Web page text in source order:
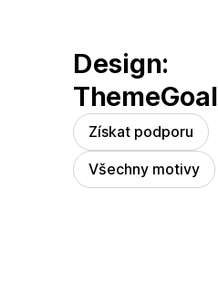
Design:
ThemeGoal
Získat podporu
Všechny motivy